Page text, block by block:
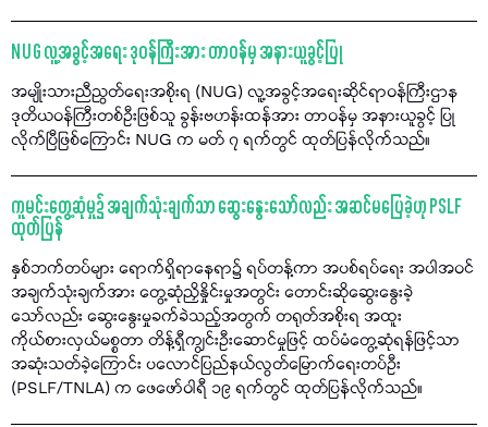
NUG လူ့အခွင့်အရေး ဒုဝန်ကြီးအား တာဝန်မှ အနားယူခွင့်ပြု
အမျိုးသားညီညွတ်ရေးအစိုးရ (NUG) လူ့အခွင့်အရေးဆိုင်ရာဝန်ကြီးဌာန
ဒုတိယဝန်ကြီးတစ်ဦးဖြစ်သူ ခွန်းဗဟန်းထန်အား တာဝန်မှ အနားယူခွင့် ပြု
လိုက်ပြီဖြစ်ကြောင်း NUG က မတ် ၇ ရက်တွင် ထုတ်ပြန်လိုက်သည်။
ကူမင်းတွေ့ဆုံမှု၌ အချက်သုံးချက်သာ ဆွေးနွေးသော်လည်း အဆင်မပြေခဲ့ဟု PSLF
ထုတ်ပြန်
နှစ်ဘက်တပ်များ ရောက်ရှိရာနေရာ၌ ရပ်တန့်ကာ အပစ်ရပ်ရေး အပါအဝင်
အချက်သုံးချက်အား တွေ့ဆုံညှိနှိုင်းမှုအတွင်း တောင်းဆိုဆွေးနွေးခဲ့
သော်လည်း ဆွေးနွေးမှုခက်ခဲသည့်အတွက် တရုတ်အစိုးရ အထူး
ကိုယ်စားလှယ်မစ္စတာ တိန့်ရှီကျွင်းဦးဆောင်မှုဖြင့် ထပ်မံတွေ့ဆုံရန်ဖြင့်သာ
အဆုံးသတ်ခဲ့ကြောင်း ပလောင်ပြည်နယ်လွတ်မြောက်ရေးတပ်ဦး
(PSLF/TNLA) က ဖေဖော်ဝါရီ ၁၉ ရက်တွင် ထုတ်ပြန်လိုက်သည်။